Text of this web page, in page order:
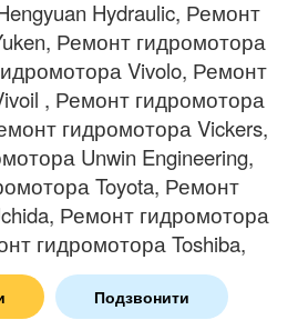
Подзвонити
Hydraulic, Ремонт
Ремонт гидромотора
Vivolo, Ремонт
, Ремонт гидромотора
гидромотора Vickers,
Unwin Engineering,
Toyota, Ремонт
Ремонт гидромотора
гидромотора Toshiba,
Turolla, Ремонт
Ремонт гидромотора